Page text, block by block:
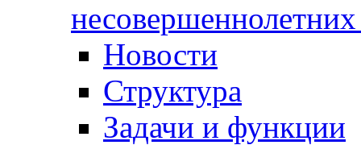
Новости
Структура
Задачи и функции